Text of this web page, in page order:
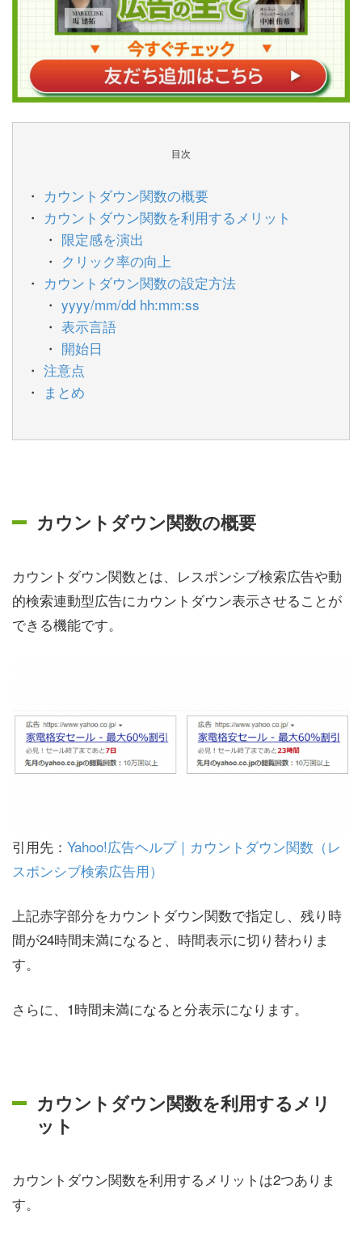
目次
カウントダウン関数の概要
カウントダウン関数を利用するメリット
限定感を演出
クリック率の向上
カウントダウン関数の設定方法
yyyy/mm/dd hh:mm:ss
表示言語
開始日
注意点
まとめ
カウントダウン関数の概要
カウントダウン関数とは、レスポンシブ検索広告や動
的検索連動型広告にカウントダウン表示させることが
できる機能です。
引用先： Yahoo!広告ヘルプ｜カウントダウン関数（レ
スポンシブ検索広告用）
上記赤字部分をカウントダウン関数で指定し、残り時
間が24時間未満になると、時間表示に切り替わりま
す。
さらに、1時間未満になると分表示になります。
カウントダウン関数を利用するメリ
ット
カウントダウン関数を利用するメリットは2つありま
す。